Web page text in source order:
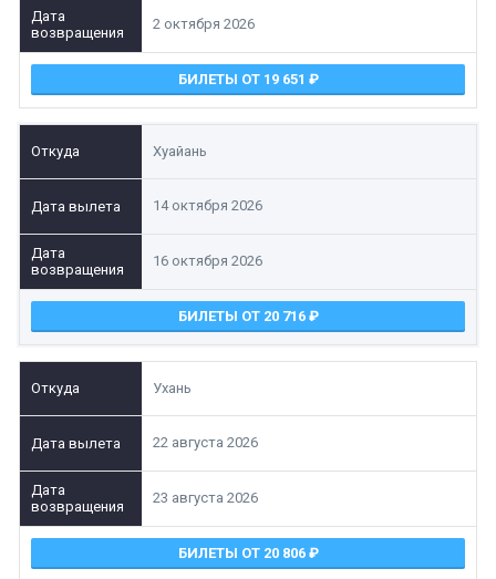
2 октября 2026
БИЛЕТЫ ОТ 19 651
Хуайань
14 октября 2026
16 октября 2026
БИЛЕТЫ ОТ 20 716
Ухань
22 августа 2026
23 августа 2026
БИЛЕТЫ ОТ 20 806